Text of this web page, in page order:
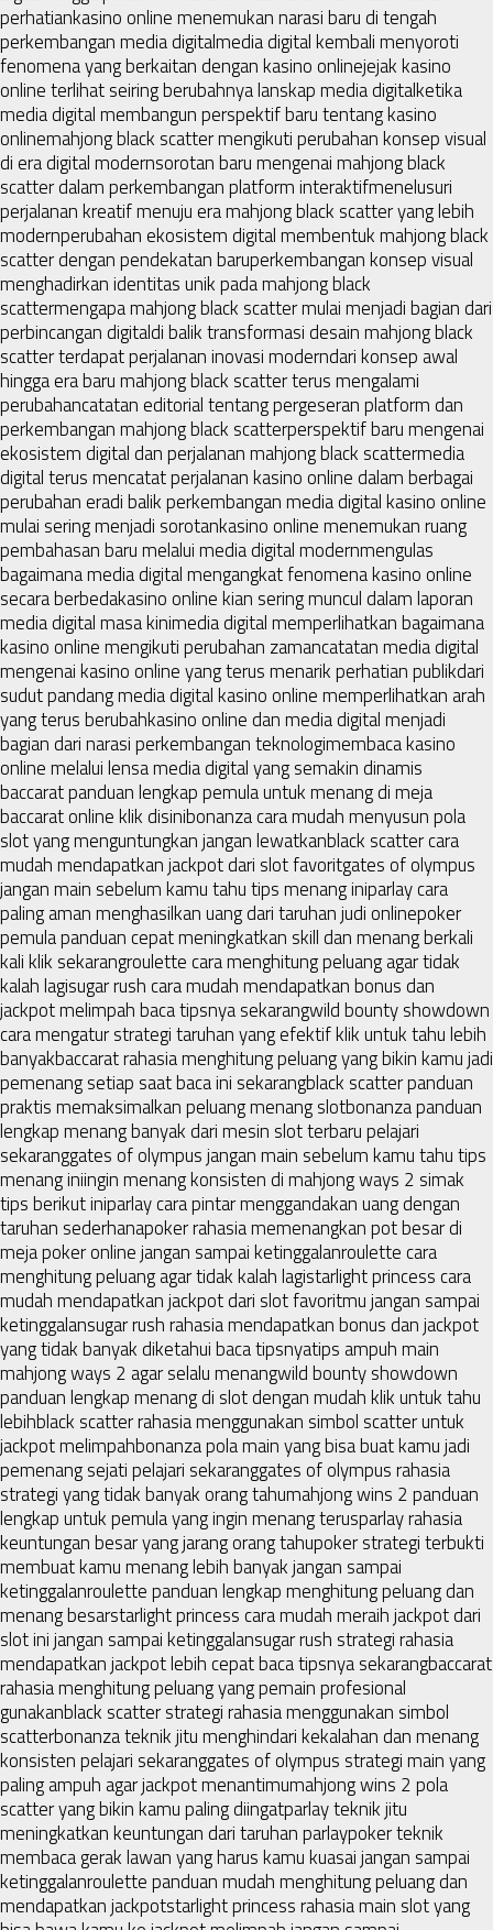
perhatiankasino online menemukan narasi baru di tengah
perkembangan media digitalmedia digital kembali menyoroti
fenomena yang berkaitan dengan kasino onlinejejak kasino
online terlihat seiring berubahnya lanskap media digitalketika
media digital membangun perspektif baru tentang kasino
onlinemahjong black scatter mengikuti perubahan konsep visual
di era digital modernsorotan baru mengenai mahjong black
scatter dalam perkembangan platform interaktifmenelusuri
perjalanan kreatif menuju era mahjong black scatter yang lebih
modernperubahan ekosistem digital membentuk mahjong black
scatter dengan pendekatan baruperkembangan konsep visual
menghadirkan identitas unik pada mahjong black
scattermengapa mahjong black scatter mulai menjadi bagian dari
perbincangan digitaldi balik transformasi desain mahjong black
scatter terdapat perjalanan inovasi moderndari konsep awal
hingga era baru mahjong black scatter terus mengalami
perubahancatatan editorial tentang pergeseran platform dan
perkembangan mahjong black scatterperspektif baru mengenai
ekosistem digital dan perjalanan mahjong black scattermedia
digital terus mencatat perjalanan kasino online dalam berbagai
perubahan eradi balik perkembangan media digital kasino online
mulai sering menjadi sorotankasino online menemukan ruang
pembahasan baru melalui media digital modernmengulas
bagaimana media digital mengangkat fenomena kasino online
secara berbedakasino online kian sering muncul dalam laporan
media digital masa kinimedia digital memperlihatkan bagaimana
kasino online mengikuti perubahan zamancatatan media digital
mengenai kasino online yang terus menarik perhatian publikdari
sudut pandang media digital kasino online memperlihatkan arah
yang terus berubahkasino online dan media digital menjadi
bagian dari narasi perkembangan teknologimembaca kasino
online melalui lensa media digital yang semakin dinamis
baccarat panduan lengkap pemula untuk menang di meja
baccarat online klik disinibonanza cara mudah menyusun pola
slot yang menguntungkan jangan lewatkanblack scatter cara
mudah mendapatkan jackpot dari slot favoritgates of olympus
jangan main sebelum kamu tahu tips menang iniparlay cara
paling aman menghasilkan uang dari taruhan judi onlinepoker
pemula panduan cepat meningkatkan skill dan menang berkali
kali klik sekarangroulette cara menghitung peluang agar tidak
kalah lagisugar rush cara mudah mendapatkan bonus dan
jackpot melimpah baca tipsnya sekarangwild bounty showdown
cara mengatur strategi taruhan yang efektif klik untuk tahu lebih
banyakbaccarat rahasia menghitung peluang yang bikin kamu jadi
pemenang setiap saat baca ini sekarangblack scatter panduan
praktis memaksimalkan peluang menang slotbonanza panduan
lengkap menang banyak dari mesin slot terbaru pelajari
sekaranggates of olympus jangan main sebelum kamu tahu tips
menang iniingin menang konsisten di mahjong ways 2 simak
tips berikut iniparlay cara pintar menggandakan uang dengan
taruhan sederhanapoker rahasia memenangkan pot besar di
meja poker online jangan sampai ketinggalanroulette cara
menghitung peluang agar tidak kalah lagistarlight princess cara
mudah mendapatkan jackpot dari slot favoritmu jangan sampai
ketinggalansugar rush rahasia mendapatkan bonus dan jackpot
yang tidak banyak diketahui baca tipsnyatips ampuh main
mahjong ways 2 agar selalu menangwild bounty showdown
panduan lengkap menang di slot dengan mudah klik untuk tahu
lebihblack scatter rahasia menggunakan simbol scatter untuk
jackpot melimpahbonanza pola main yang bisa buat kamu jadi
pemenang sejati pelajari sekaranggates of olympus rahasia
strategi yang tidak banyak orang tahumahjong wins 2 panduan
lengkap untuk pemula yang ingin menang terusparlay rahasia
keuntungan besar yang jarang orang tahupoker strategi terbukti
membuat kamu menang lebih banyak jangan sampai
ketinggalanroulette panduan lengkap menghitung peluang dan
menang besarstarlight princess cara mudah meraih jackpot dari
slot ini jangan sampai ketinggalansugar rush strategi rahasia
mendapatkan jackpot lebih cepat baca tipsnya sekarangbaccarat
rahasia menghitung peluang yang pemain profesional
gunakanblack scatter strategi rahasia menggunakan simbol
scatterbonanza teknik jitu menghindari kekalahan dan menang
konsisten pelajari sekaranggates of olympus strategi main yang
paling ampuh agar jackpot menantimumahjong wins 2 pola
scatter yang bikin kamu paling diingatparlay teknik jitu
meningkatkan keuntungan dari taruhan parlaypoker teknik
membaca gerak lawan yang harus kamu kuasai jangan sampai
ketinggalanroulette panduan mudah menghitung peluang dan
mendapatkan jackpotstarlight princess rahasia main slot yang